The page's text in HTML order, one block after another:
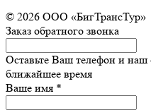
© 2026 ООО «БигТрансТур»
Заказ обратного звонка
Оставьте Ваш телефон и наш
ближайшее время
Ваше имя *